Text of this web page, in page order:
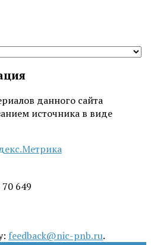
данного сайта
источника в виде
70 649
feedback@nic-pnb.ru.